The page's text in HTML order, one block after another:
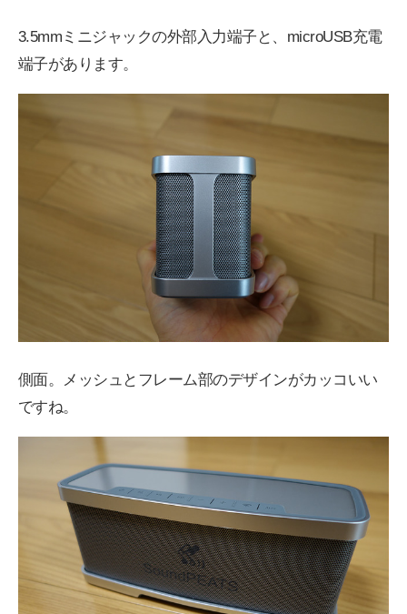
3.5mmミニジャックの外部入力端子と、microUSB充電
端子があります。
側面。メッシュとフレーム部のデザインがカッコいい
ですね。